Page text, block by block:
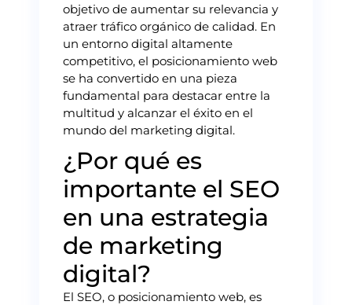
objetivo de aumentar su relevancia y
atraer tráfico orgánico de calidad. En
un entorno digital altamente
competitivo, el posicionamiento web
se ha convertido en una pieza
fundamental para destacar entre la
multitud y alcanzar el éxito en el
mundo del marketing digital.
¿Por qué es
importante el SEO
en una estrategia
de marketing
digital?
El SEO, o posicionamiento web, es